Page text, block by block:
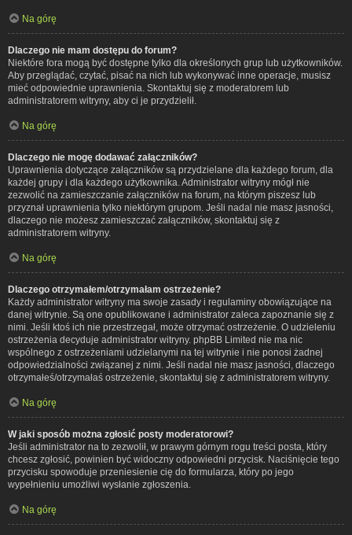
Na górę
Dlaczego nie mam dostępu do forum?
Niektóre fora mogą być dostępne tylko dla określonych grup lub użytkowników.
Aby przeglądać, czytać, pisać na nich lub wykonywać inne operacje, musisz
mieć odpowiednie uprawnienia. Skontaktuj się z moderatorem lub
administratorem witryny, aby ci je przydzielił.
Na górę
Dlaczego nie mogę dodawać załączników?
Uprawnienia dotyczące załączników są przydzielane dla każdego forum, dla
każdej grupy i dla każdego użytkownika. Administrator witryny mógł nie
zezwolić na zamieszczanie załączników na forum, na którym piszesz lub
przyznał uprawnienia tylko niektórym grupom. Jeśli nadal nie masz jasności,
dlaczego nie możesz zamieszczać załączników, skontaktuj się z
administratorem witryny.
Na górę
Dlaczego otrzymałem/otrzymałam ostrzeżenie?
Każdy administrator witryny ma swoje zasady i regulaminy obowiązujące na
danej witrynie. Są one opublikowane i administrator zaleca zapoznanie się z
nimi. Jeśli ktoś ich nie przestrzegał, może otrzymać ostrzeżenie. O udzieleniu
ostrzeżenia decyduje administrator witryny. phpBB Limited nie ma nic
wspólnego z ostrzeżeniami udzielanymi na tej witrynie i nie ponosi żadnej
odpowiedzialności związanej z nimi. Jeśli nadal nie masz jasności, dlaczego
otrzymałeś/otrzymałaś ostrzeżenie, skontaktuj się z administratorem witryny.
Na górę
W jaki sposób można zgłosić posty moderatorowi?
Jeśli administrator na to zezwolił, w prawym górnym rogu treści posta, który
chcesz zgłosić, powinien być widoczny odpowiedni przycisk. Naciśnięcie tego
przycisku spowoduje przeniesienie cię do formularza, który po jego
wypełnieniu umożliwi wysłanie zgłoszenia.
Na górę